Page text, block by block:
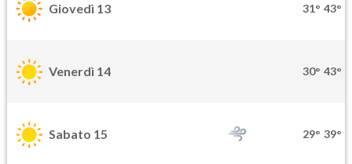
Giovedì 13 31° 43°
Venerdì 14 30° 43°
Sabato 15 29° 39°